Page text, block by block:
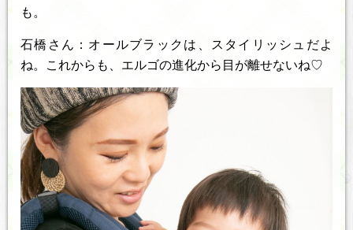
も。
石橋さん：オールブラックは、スタイリッシュだよ
ね。これからも、エルゴの進化から目が離せないね♡